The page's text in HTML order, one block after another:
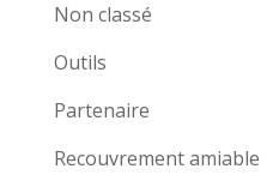
Non classé
Outils
Partenaire
Recouvrement amiable